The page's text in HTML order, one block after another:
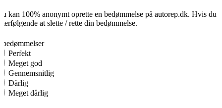
kan 100% anonymt oprette en bedømmelse på autorep.dk. Hvis
at slette / rette din bedømmelse.
bedømmelser
Perfekt
Meget god
Gennemsnitlig
Dårlig
Meget dårlig